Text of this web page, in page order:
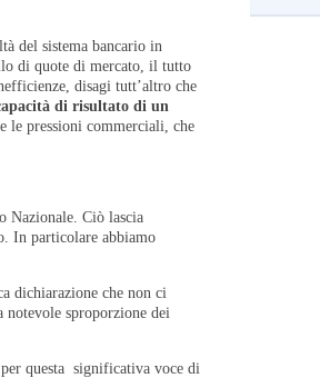
del sistema bancario in
di quote di mercato, il tutto
disagi tutt’altro che
di risultato di un
le pressioni commerciali, che
Nazionale. Ciò lascia
In particolare abbiamo
dichiarazione che non ci
sproporzione dei
per questa significativa voce di